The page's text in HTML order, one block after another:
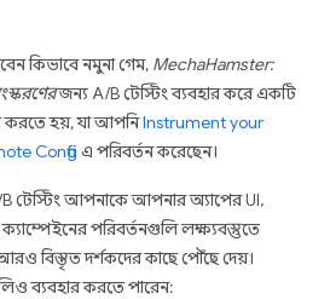
কিভাবে নমুনা গেম, MechaHamster:
জন্য A/B টেস্টিং ব্যবহার করে একটি
করতে হয়, যা আপনিInstrument your
Config এ পরিবর্তন করেছেন।
টেস্টিং আপনাকে আপনার অ্যাপের UI,
পরিবর্তনগুলি লক্ষ্যবস্তুতে
বিস্তৃত দর্শকদের কাছে পৌঁছে দেয়।
ব্যবহার করতে পারেন: